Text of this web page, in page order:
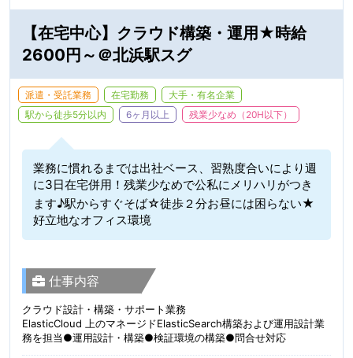
【在宅中心】クラウド構築・運用★時給
2600円～＠北浜駅スグ
派遣・受託業務 在宅勤務
大手・有名企業
駅から徒歩5分以内
6ヶ月以上 残業少なめ（20H以下）
業務に慣れるまでは出社ベース、習熟度合いにより週
に3日在宅併用！残業少なめで公私にメリハリがつき
ます♪駅からすぐそば☆徒歩２分お昼には困らない★
好立地なオフィス環境
仕事内容
クラウド設計・構築・サポート業務
ElasticCloud 上のマネージドElasticSearch構築および運用設計業
務を担当●運用設計・構築●検証環境の構築●問合せ対応